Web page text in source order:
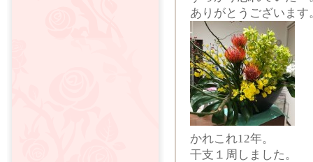
ありがとうございます
かれこれ12年。
干支１周しました。